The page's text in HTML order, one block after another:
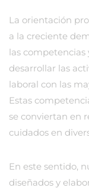
La orientación
a la creciente
las competencias
desarrollar las
laboral con las
Estas
se conviertan en
cuidados en
En este sentido,
diseñados y